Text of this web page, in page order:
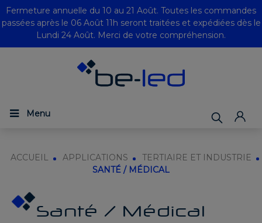
Fermeture annuelle du 10 au 21 Août. Toutes les commandes
passées après le 06 Août 11h seront traitées et expédiées dès le
Lundi 24 Août. Merci de votre compréhension.
Menu
ACCUEIL APPLICATIONS
TERTIAIRE ET INDUSTRIE
SANTÉ / MÉDICAL
Santé / Médical